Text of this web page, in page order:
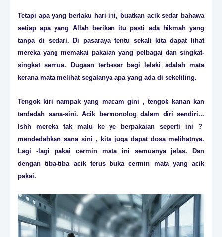
Tetapi apa yang berlaku hari ini, buatkan acik sedar bahawa
setiap apa yang Allah berikan itu pasti ada hikmah yang
tanpa di sedari. Di pasaraya tentu sekali kita dapat lihat
mereka yang memakai pakaian yang pelbagai dan singkat-
singkat semua. Dugaan terbesar bagi lelaki adalah mata
kerana mata melihat segalanya apa yang ada di sekeliling.
Tengok kiri nampak yang macam gini , tengok kanan kan
terdedah sana-sini. Acik bermonolog dalam diri sendiri...
Ishh mereka tak malu ke ye berpakaian seperti ini ?
mendedahkan sana sini , kita juga dapat dosa melihatnya.
Lagi -lagi pakai cermin mata ini semuanya jelas. Dan
dengan tiba-tiba acik terus buka cermin mata yang acik
pakai.